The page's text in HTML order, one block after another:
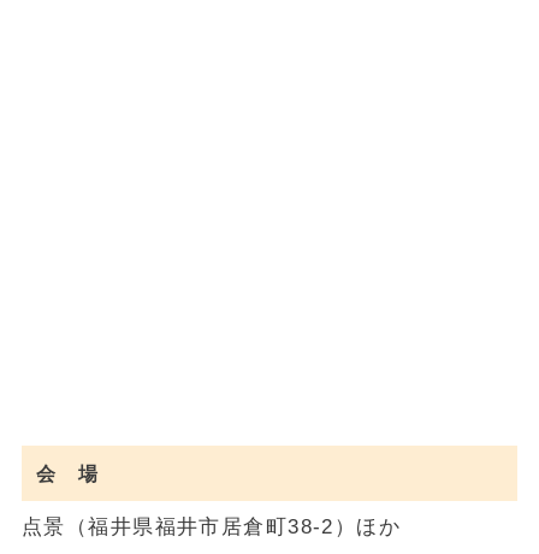
会 場
点景（福井県福井市居倉町38-2）ほか